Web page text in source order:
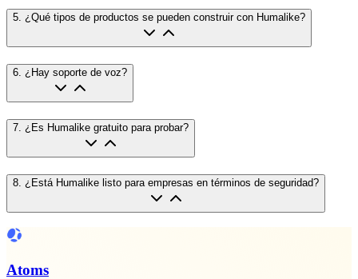
5. ¿Qué tipos de productos se pueden construir con Humalike?
6. ¿Hay soporte de voz?
7 ¿Es Humalike gratuito para probar?
8 ¿Está Humalike listo para empresas en términos de seguridad?
Atoms